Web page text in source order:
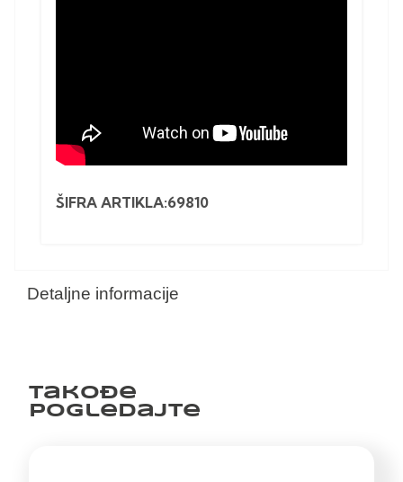
Detaljne informacije
ŠIFRA ARTIKLA:69810
Takođe
pogledajte